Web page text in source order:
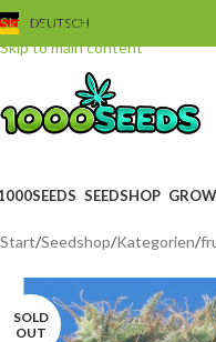
Skip to navigation
Skip to main content
DEUTSCH
SEEDSHOP
Start/Seedshop/Kategorien/
SOLD
OUT